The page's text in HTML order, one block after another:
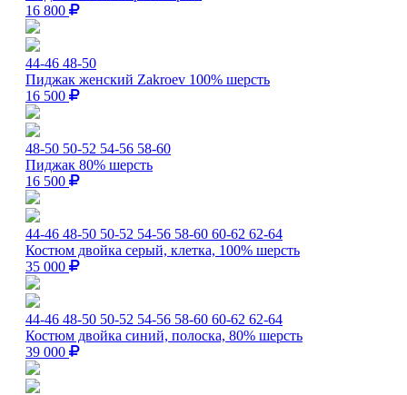
16 800
44-46 48-50
Пиджак женский Zakroev 100% шерсть
16 500
48-50 50-52 54-56 58-60
Пиджак 80% шерсть
16 500
44-46 48-50 50-52 54-56 58-60 60-62 62-64
Костюм двойка серый, клетка, 100% шерсть
35 000
44-46 48-50 50-52 54-56 58-60 60-62 62-64
Костюм двойка синий, полоска, 80% шерсть
39 000